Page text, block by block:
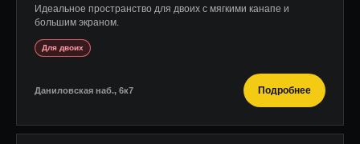
Идеальное пространство для двоих с мягкими канапе и
большим экраном.
Для двоих
Даниловская наб., 6к7 Подробнее